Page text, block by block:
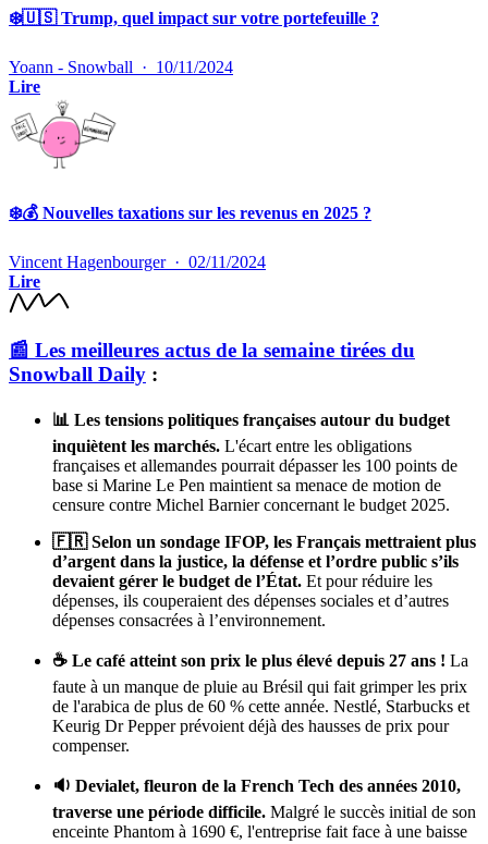
❄️🇺🇸 Trump, quel impact sur votre portefeuille ?
Yoann - Snowball · 10/11/2024
Lire
❄️💰 Nouvelles taxations sur les revenus en 2025 ?
Vincent Hagenbourger· 02/11/2024
Lire
📰 Les meilleures actus de la semaine tirées du
Snowball Daily :
📊 Les tensions politiques françaises autour du budget
inquiètent les marchés. L'écart entre les obligations
françaises et allemandes pourrait dépasser les 100 points de
base si Marine Le Pen maintient sa menace de motion de
censure contre Michel Barnier concernant le budget 2025.
🇫🇷 Selon un sondage IFOP, les Français mettraient plus
d’argent dans la justice, la défense et l’ordre public s’ils
devaient gérer le budget de l’État. Et pour réduire les
dépenses, ils couperaient des dépenses sociales et d’autres
dépenses consacrées à l’environnement.
☕️ Le café atteint son prix le plus élevé depuis 27 ans ! La
faute à un manque de pluie au Brésil qui fait grimper les prix
de l'arabica de plus de 60 % cette année. Nestlé, Starbucks et
Keurig Dr Pepper prévoient déjà des hausses de prix pour
compenser.
🔉 Devialet, fleuron de la French Tech des années 2010,
traverse une période difficile. Malgré le succès initial de son
enceinte Phantom à 1690 €, l'entreprise fait face à une baisse